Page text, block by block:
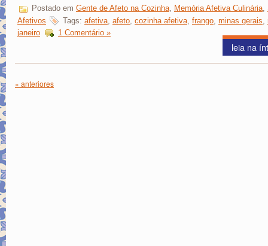
Postado em Gente de Afeto na Cozinha, Memória Afetiva Culinária,
Afetivos
Tags: afetiva afeto cozinha afetiva frango minas gerais
janeiro
1 Comentário »
leia na
« anteriores